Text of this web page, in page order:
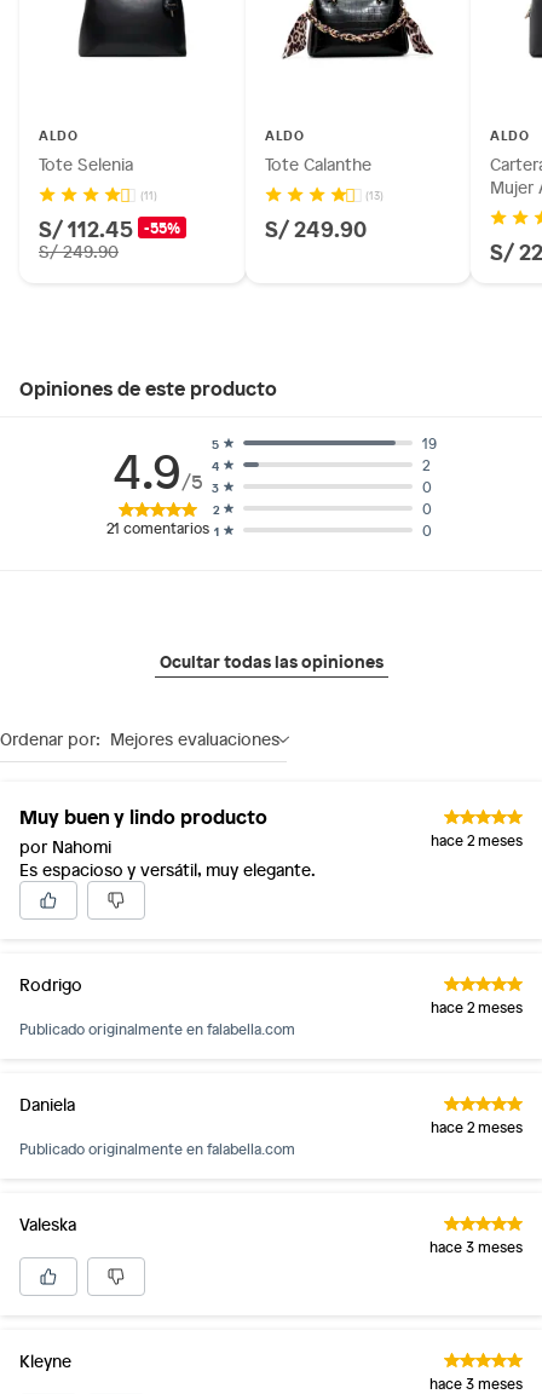
ALDO
Tote Selenia
(11)
S/ 112.45 -55%
S/ 249.90
ALDO
Tote Calanthe
(13)
S/ 249.90
ALDO
Mujer
S/
Opiniones de este producto
4.9/5
21 comentarios 1 0
2 0
3 0
4 2
5 19
Ocultar todas las opiniones
Ordenar por: Mejores evaluaciones
Muy buen y lindo producto
por Nahomi hace 2 meses
Es espacioso y versátil, muy elegante.
Rodrigo
hace 2 meses
Publicado originalmente enfalabella.com
Daniela
hace 2 meses
Publicado originalmente enfalabella.com
Valeska
hace 3 meses
Kleyne
hace 3 meses